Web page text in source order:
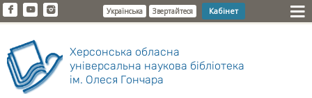
Українська Звертайтеся Кабінет
Херсонська обласна
універсальна наукова бібліотека
ім. Олеся Гончара